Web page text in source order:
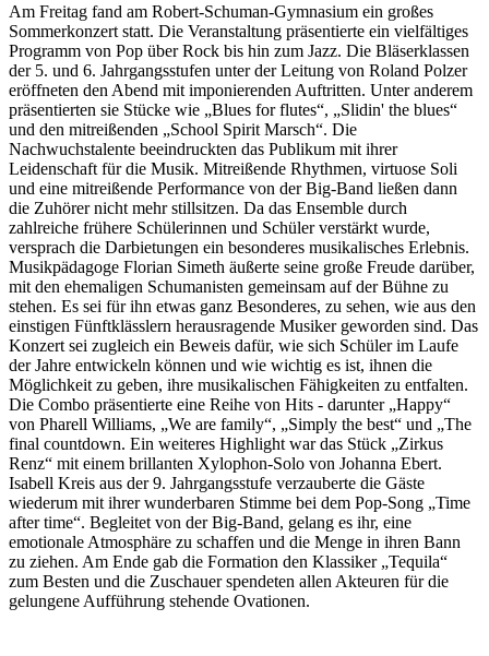
Am Freitag fand am Robert-Schuman-Gymnasium ein großes
Sommerkonzert statt. Die Veranstaltung präsentierte ein vielfältiges
Programm von Pop über Rock bis hin zum Jazz. Die Bläserklassen
der 5. und 6. Jahrgangsstufen unter der Leitung von Roland Polzer
eröffneten den Abend mit imponierenden Auftritten. Unter anderem
präsentierten sie Stücke wie „Blues for flutes“, „Slidin' the blues“
und den mitreißenden „School Spirit Marsch“. Die
Nachwuchstalente beeindruckten das Publikum mit ihrer
Leidenschaft für die Musik. Mitreißende Rhythmen, virtuose Soli
und eine mitreißende Performance von der Big-Band ließen dann
die Zuhörer nicht mehr stillsitzen. Da das Ensemble durch
zahlreiche frühere Schülerinnen und Schüler verstärkt wurde,
versprach die Darbietungen ein besonderes musikalisches Erlebnis.
Musikpädagoge Florian Simeth äußerte seine große Freude darüber,
mit den ehemaligen Schumanisten gemeinsam auf der Bühne zu
stehen. Es sei für ihn etwas ganz Besonderes, zu sehen, wie aus den
einstigen Fünftklässlern herausragende Musiker geworden sind. Das
Konzert sei zugleich ein Beweis dafür, wie sich Schüler im Laufe
der Jahre entwickeln können und wie wichtig es ist, ihnen die
Möglichkeit zu geben, ihre musikalischen Fähigkeiten zu entfalten.
Die Combo präsentierte eine Reihe von Hits - darunter „Happy“
von Pharell Williams, „We are family“, „Simply the best“ und „The
final countdown. Ein weiteres Highlight war das Stück „Zirkus
Renz“ mit einem brillanten Xylophon-Solo von Johanna Ebert.
Isabell Kreis aus der 9. Jahrgangsstufe verzauberte die Gäste
wiederum mit ihrer wunderbaren Stimme bei dem Pop-Song „Time
after time“. Begleitet von der Big-Band, gelang es ihr, eine
emotionale Atmosphäre zu schaffen und die Menge in ihren Bann
zu ziehen. Am Ende gab die Formation den Klassiker „Tequila“
zum Besten und die Zuschauer spendeten allen Akteuren für die
gelungene Aufführung stehende Ovationen.